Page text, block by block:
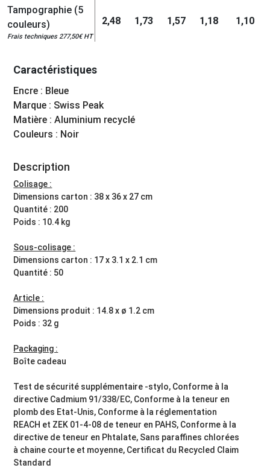
Tampographie (5
couleurs)
Frais techniques 277,50€ HT
2,48 1,73 1,57 1,18 1,10
Caractéristiques
Encre : Bleue
Marque : Swiss Peak
Matière : Aluminium recyclé
Couleurs : Noir
Description
Colisage :
Dimensions carton : 38 x 36 x 27 cm
Quantité : 200
Poids : 10.4 kg
Sous-colisage :
Dimensions carton : 17 x 3.1 x 2.1 cm
Quantité : 50
Article :
Dimensions produit : 14.8 x ø 1.2 cm
Poids : 32 g
Packaging :
Boîte cadeau
Test de sécurité supplémentaire -stylo, Conforme à la
directive Cadmium 91/338/EC, Conforme à la teneur en
plomb des Etat-Unis, Conforme à la réglementation
REACH et ZEK 01-4-08 de teneur en PAHS, Conforme à la
directive de teneur en Phtalate, Sans paraffines chlorées
à chaine courte et moyenne, Certificat du Recycled Claim
Standard